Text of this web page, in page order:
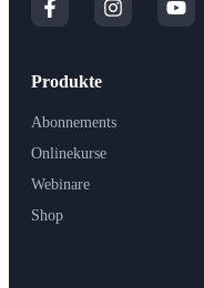
Produkte
Abonnements
Onlinekurse
Webinare
Shop